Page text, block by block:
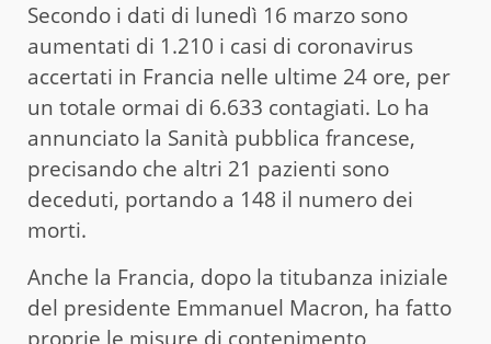
Secondo i dati di lunedì 16 marzo sono
aumentati di 1.210 i casi di coronavirus
accertati in Francia nelle ultime 24 ore, per
un totale ormai di 6.633 contagiati. Lo ha
annunciato la Sanità pubblica francese,
precisando che altri 21 pazienti sono
deceduti, portando a 148 il numero dei
morti.
Anche la Francia, dopo la titubanza iniziale
del presidente Emmanuel Macron, ha fatto